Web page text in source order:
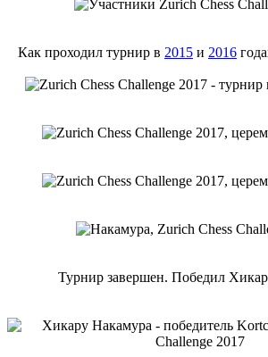
Как проходил турнир в 2015 и 2016
Турнир завершен. Победил